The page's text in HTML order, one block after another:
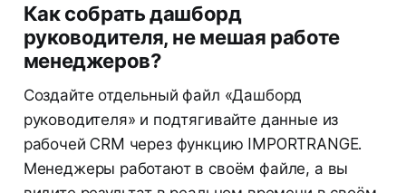
Как собрать дашборд
руководителя, не мешая работе
менеджеров?
Создайте отдельный файл «Дашборд
руководителя» и подтягивайте данные из
рабочей CRM через функцию IMPORTRANGE.
Менеджеры работают в своём файле, а вы